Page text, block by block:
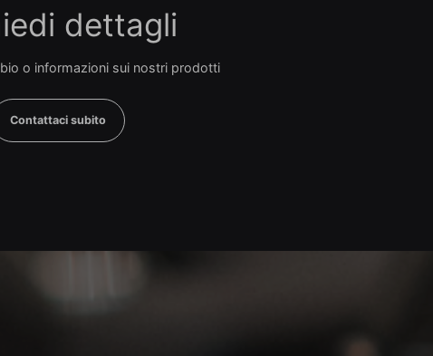
dettagli
o informazioni sui nostri prodotti
Contattaci subito